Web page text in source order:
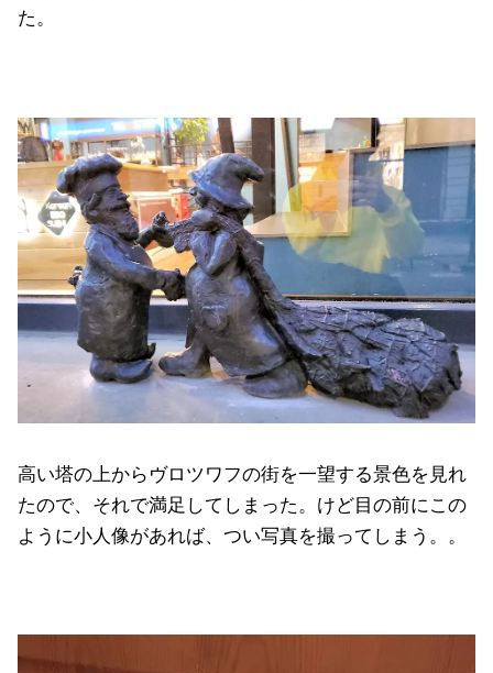
た。
高い塔の上からヴロツワフの街を一望する景色を見れ
たので、それで満足してしまった。けど目の前にこの
ように小人像があれば、つい写真を撮ってしまう。。